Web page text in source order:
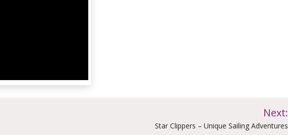
Next:
Star Clippers – Unique Sailing Adventures